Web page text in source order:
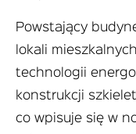
Powstający
lokali
technologii
konstrukcji
co wpisuje się w